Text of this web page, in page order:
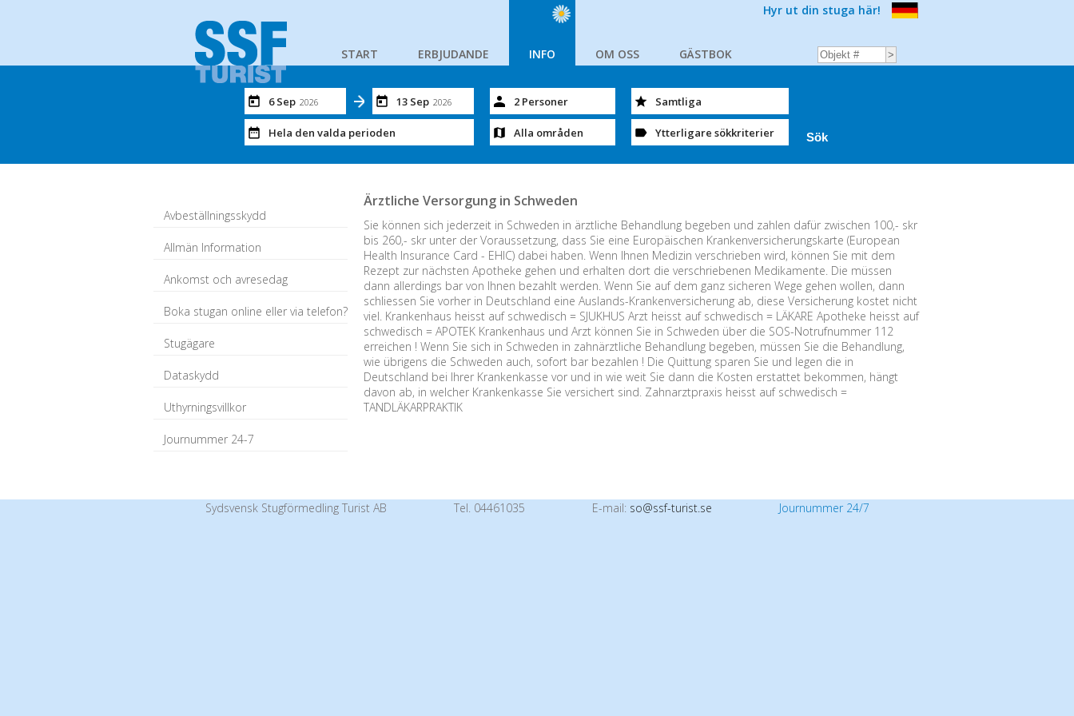
START ERBJUDANDE INFO OM OSS GÄSTBOK
Hyr ut din stuga här!
6 Sep 2026 13 Sep 2026
Hela den valda perioden
2 Personer
Alla områden
Samtliga
Ytterligare sökkriterier
Avbeställningsskydd
Allmän Information
Ankomst och avresedag
Boka stugan online eller via telefon?
Stugägare
Dataskydd
Uthyrningsvillkor
Journummer 24-7
Ärztliche Versorgung in Schweden
Sie können sich jederzeit in Schweden in ärztliche Behandlung begeben und zahlen dafür zwischen 100,- skr
bis 260,- skr unter der Voraussetzung, dass Sie eine Europäischen Krankenversicherungskarte (European
Health Insurance Card - EHIC) dabei haben. Wenn Ihnen Medizin verschrieben wird, können Sie mit dem
Rezept zur nächsten Apotheke gehen und erhalten dort die verschriebenen Medikamente. Die müssen
dann allerdings bar von Ihnen bezahlt werden. Wenn Sie auf dem ganz sicheren Wege gehen wollen, dann
schliessen Sie vorher in Deutschland eine Auslands-Krankenversicherung ab, diese Versicherung kostet nicht
viel. Krankenhaus heisst auf schwedisch = SJUKHUS Arzt heisst auf schwedisch = LÄKARE Apotheke heisst auf
schwedisch = APOTEK Krankenhaus und Arzt können Sie in Schweden über die SOS-Notrufnummer 112
erreichen ! Wenn Sie sich in Schweden in zahnärztliche Behandlung begeben, müssen Sie die Behandlung,
wie übrigens die Schweden auch, sofort bar bezahlen ! Die Quittung sparen Sie und legen die in
Deutschland bei Ihrer Krankenkasse vor und in wie weit Sie dann die Kosten erstattet bekommen, hängt
davon ab, in welcher Krankenkasse Sie versichert sind. Zahnarztpraxis heisst auf schwedisch =
TANDLÄKARPRAKTIK
Sydsvensk Stugförmedling Turist AB Tel. 04461035 E-mail: so@ssf-turist.se Journummer 24/7